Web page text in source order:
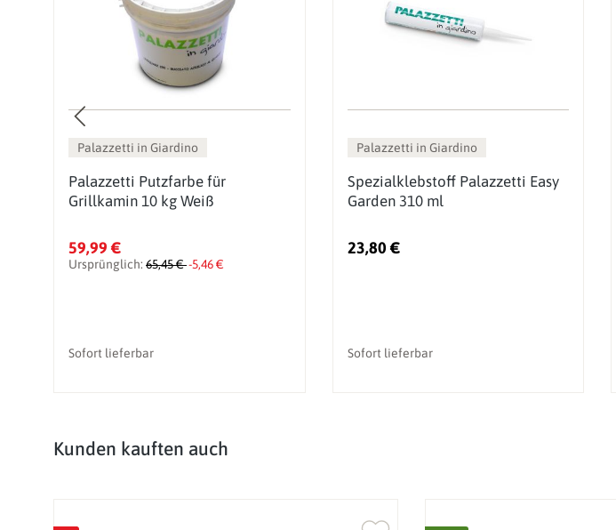
Palazzetti in Giardino
Palazzetti Putzfarbe für
Grillkamin 10 kg Weiß
59,99 €
Ursprünglich: 65,45 €-5,46 €
Sofort lieferbar
Palazzetti in Giardino
Spezialklebstoff Palazzetti Easy
Garden 310 ml
23,80 €
Sofort lieferbar
Produktgalerie überspringen
Kunden kauften auch